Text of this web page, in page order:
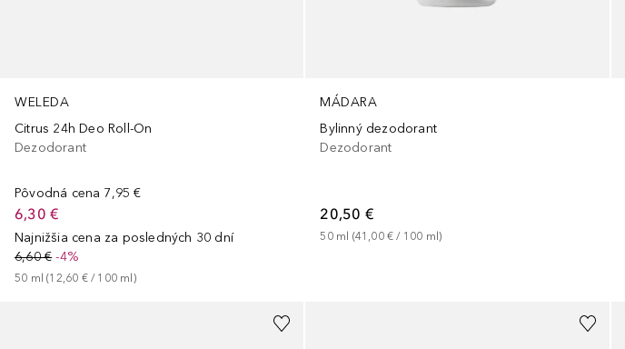
WELEDA
Citrus 24h Deo Roll-On
Dezodorant
Pôvodná cena 7,95 €
6,30 €
Najnižšia cena za posledných 30 dní
6,60 €-4%
50 ml (12,60 € / 100 ml)
MÁDARA
Bylinný dezodorant
Dezodorant
20,50 €
50 ml (41,00 € / 100 ml)